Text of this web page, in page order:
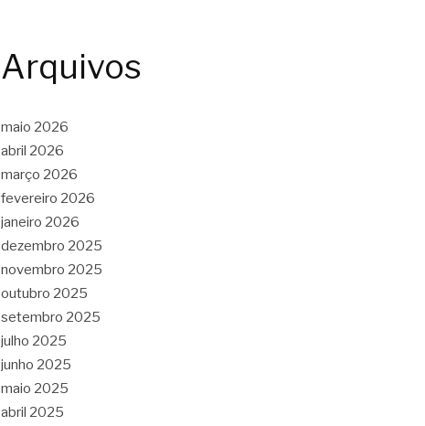
Arquivos
maio 2026
abril 2026
março 2026
fevereiro 2026
janeiro 2026
dezembro 2025
novembro 2025
outubro 2025
setembro 2025
julho 2025
junho 2025
maio 2025
abril 2025